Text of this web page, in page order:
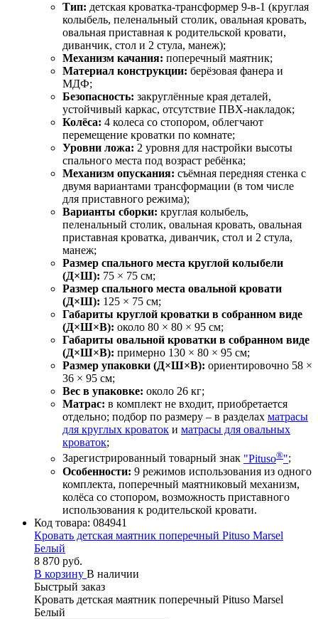
Тип: детская кроватка‑трансформер 9‑в‑1 (круглая
колыбель, пеленальный столик, овальная кровать,
овальная приставная к родительской кровати,
диванчик, стол и 2 стула, манеж);
Механизм качания: поперечный маятник;
Материал конструкции: берёзовая фанера и
МДФ;
Безопасность: закруглённые края деталей,
устойчивый каркас, отсутствие ПВХ‑накладок;
Колёса: 4 колеса со стопором, облегчают
перемещение кроватки по комнате;
Уровни ложа: 2 уровня для настройки высоты
спального места под возраст ребёнка;
Механизм опускания: съёмная передняя стенка с
двумя вариантами трансформации (в том числе
для приставного режима);
Варианты сборки: круглая колыбель,
пеленальный столик, овальная кровать, овальная
приставная кроватка, диванчик, стол и 2 стула,
манеж;
Размер спального места круглой колыбели
(Д×Ш): 75 × 75 см;
Размер спального места овальной кровати
(Д×Ш): 125 × 75 см;
Габариты круглой кроватки в собранном виде
(Д×Ш×В): около 80 × 80 × 95 см;
Габариты овальной кроватки в собранном виде
(Д×Ш×В): примерно 130 × 80 × 95 см;
Размер упаковки (Д×Ш×В): ориентировочно 58 ×
36 × 95 см;
Вес в упаковке: около 26 кг;
Матрас: в комплект не входит, приобретается
отдельно; подбор по размеру – в разделах матрасы
для круглых кроваток и матрасы для овальных
кроваток;
Зарегистрированный товарный знак "Pituso®";
Особенности: 9 режимов использования из одного
комплекта, поперечный маятниковый механизм,
колёса со стопором, возможность приставного
использования к родительской кровати.
Код товара: 084941
Кровать детская маятник поперечный Pituso Marsel
Белый
8 870 руб.
В корзину В наличии
Быстрый заказ
Кровать детская маятник поперечный Pituso Marsel
Белый